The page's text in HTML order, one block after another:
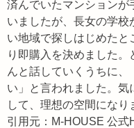
済んでいたマンションが
いましたが、長女の学校
い地域で探しはじめた
り即購入を決めました
んと話していくうちに、
い」と言われました。気
して、理想の空間になり
引用元：M-HOUSE 公式